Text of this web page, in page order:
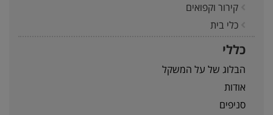
קירור וקפואים
כלי בית
כללי
הבלוג של על המשקל
אודות
סניפים